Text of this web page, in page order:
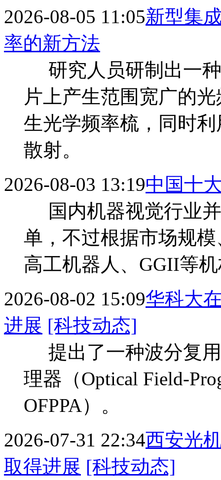
2026-08-05 11:05新型集
率的新方法
研究人员研制出一
片上产生范围宽广的
生光学频率梳，同时
散射。
2026-08-03 13:19中国十
国内机器视觉行业并
单，不过根据市场规
高工机器人、GGII等
2026-08-02 15:09华科大
进展 [科技动态]
提出了一种波分复
理器（Optical Field-
OFPPA）。
2026-07-31 22:34西安光
取得进展 [科技动态]